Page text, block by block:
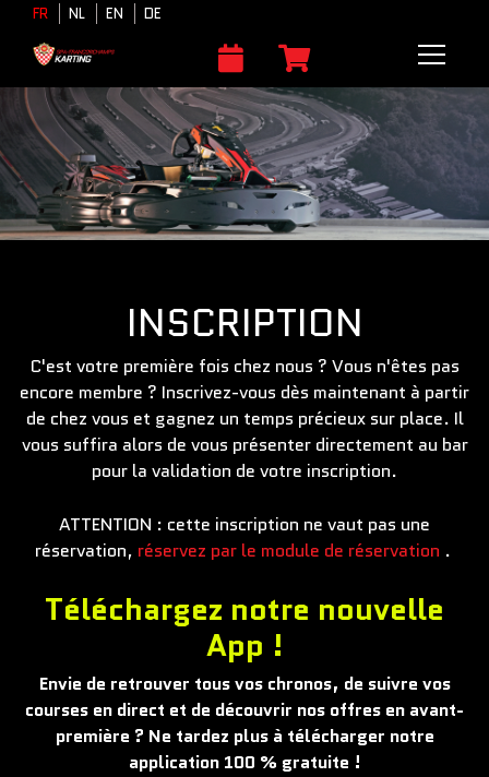
FR NL EN DE
INSCRIPTION
C'est votre première fois chez nous ? Vous n'êtes pas
encore membre ? Inscrivez-vous dès maintenant à partir
de chez vous et gagnez un temps précieux sur place. Il
vous suffira alors de vous présenter directement au bar
pour la validation de votre inscription.
ATTENTION : cette inscription ne vaut pas une
réservation, réservez par le module de réservation .
Téléchargez notre nouvelle
App !
Envie de retrouver tous vos chronos, de suivre vos
courses en direct et de découvrir nos offres en avant-
première ? Ne tardez plus à télécharger notre
application 100 % gratuite !